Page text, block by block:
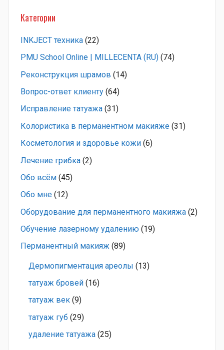
Категории
INKJECT техника (22)
PMU School Online | MILLECENTA (RU) (74)
Pеконструкция шрамов (14)
Вопрос-ответ клиенту (64)
Исправление татуажа (31)
Колористика в перманентном макияже (31)
Косметология и здоровье кожи (6)
Лечение грибка (2)
Обо всём (45)
Обо мне (12)
Оборудование для перманентного макияжа (2)
Обучение лазерному удалению (19)
Перманентный макияж (89)
Дермопигментация ареолы (13)
татуаж бровей (16)
татуаж век (9)
татуаж губ (29)
удаление татуажа (25)